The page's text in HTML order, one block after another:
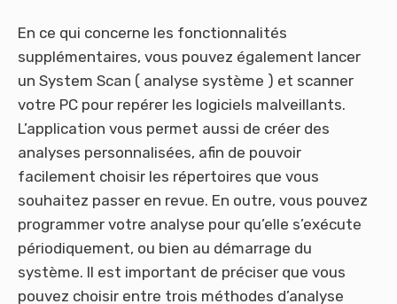
En ce qui concerne les fonctionnalités
supplémentaires, vous pouvez également lancer
un System Scan ( analyse système ) et scanner
votre PC pour repérer les logiciels malveillants.
L’application vous permet aussi de créer des
analyses personnalisées, afin de pouvoir
facilement choisir les répertoires que vous
souhaitez passer en revue. En outre, vous pouvez
programmer votre analyse pour qu’elle s’exécute
périodiquement, ou bien au démarrage du
système. Il est important de préciser que vous
pouvez choisir entre trois méthodes d’analyse